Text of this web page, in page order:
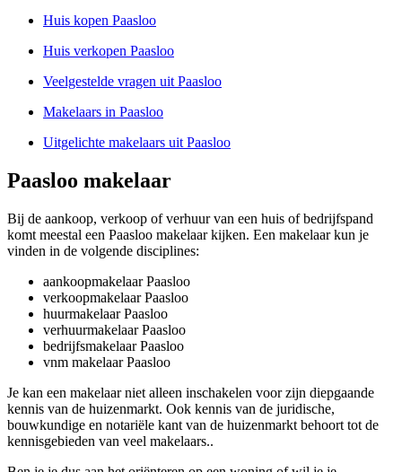
Huis kopen Paasloo
Huis verkopen Paasloo
Veelgestelde vragen uit Paasloo
Makelaars in Paasloo
Uitgelichte makelaars uit Paasloo
Paasloo makelaar
Bij de aankoop, verkoop of verhuur van een huis of bedrijfspand
komt meestal een Paasloo makelaar kijken. Een makelaar kun je
vinden in de volgende disciplines:
aankoopmakelaar Paasloo
verkoopmakelaar Paasloo
huurmakelaar Paasloo
verhuurmakelaar Paasloo
bedrijfsmakelaar Paasloo
vnm makelaar Paasloo
Je kan een makelaar niet alleen inschakelen voor zijn diepgaande
kennis van de huizenmarkt. Ook kennis van de juridische,
bouwkundige en notariële kant van de huizenmarkt behoort tot de
kennisgebieden van veel makelaars..